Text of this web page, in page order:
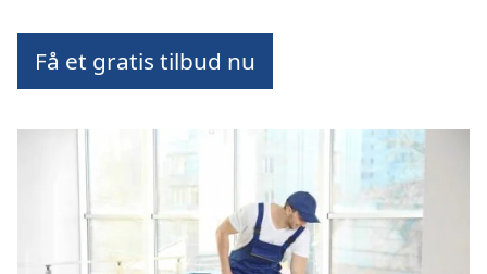
Få et gratis tilbud nu